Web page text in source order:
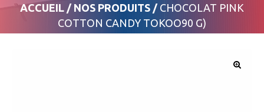
ACCUEIL / NOS PRODUITS / CHOCOLAT PINK
COTTON CANDY TOKOO90 G)